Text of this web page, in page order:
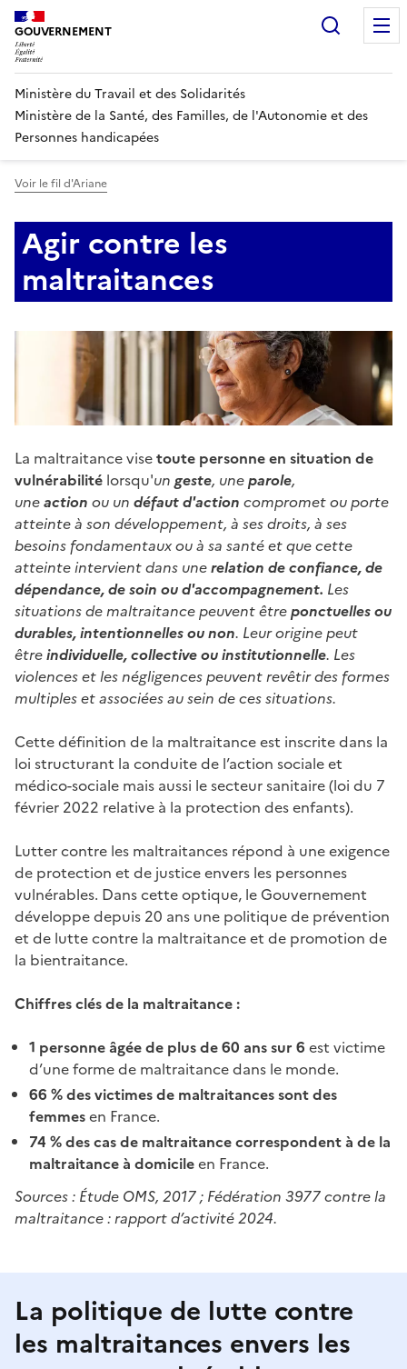
Panneau de gestion des cookies
GOUVERNEMENT
Ministère du Travail et des Solidarités
Ministère de la Santé, des Familles, de l'Autonomie et des
Personnes handicapées
Voir le fil d'Ariane
Agir contre les
maltraitances
La maltraitance visetoute personne en situation de
vulnérabilité lorsqu'un geste, uneparole,
uneaction ou un défaut d'action compromet ou porte
atteinte à son développement, à ses droits, à ses
besoins fondamentaux ou à sa santé et que cette
atteinte intervient dans unerelation de confiance, de
dépendance, de soin ou d'accompagnement. Les
situations de maltraitance peuvent êtreponctuelles ou
durables, intentionnelles ou non. Leur origine peut
êtreindividuelle, collective ou institutionnelle. Les
violences et les négligences peuvent revêtir des formes
multiples et associées au sein de ces situations.
Cette définition de la maltraitance est inscrite dans la
loi structurant la conduite de l’action sociale et
médico-sociale mais aussi le secteur sanitaire (loi du 7
février 2022 relative à la protection des enfants).
Lutter contre les maltraitances répond à une exigence
de protection et de justice envers les personnes
vulnérables. Dans cette optique, le Gouvernement
développe depuis 20 ans une politique de prévention
et de lutte contre la maltraitance et de promotion de
la bientraitance.
Chiffres clés de la maltraitance :
1 personne âgée de plus de 60 ans sur 6 est victime
d’une forme de maltraitance dans le monde.
66 % des victimes de maltraitances sont des
femmesen France.
74 % des cas de maltraitance correspondent à de la
maltraitance à domicileen France.
Sources : Étude OMS, 2017 ; Fédération 3977 contre la
maltraitance : rapport d’activité 2024.
La politique de lutte contre
les maltraitances envers les